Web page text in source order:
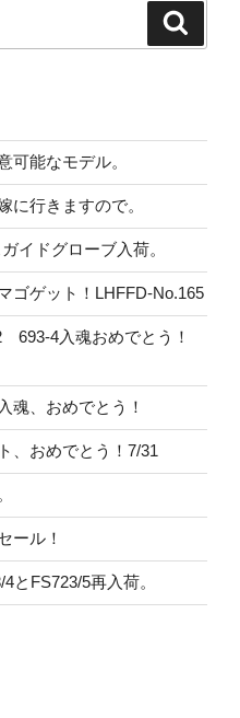
能なモデル。
に行きますので。
イドグローブ入荷。
ゴゲット！LHFFD-No.165
4入魂おめでとう！
魂、おめでとう！
、おめでとう！7/31
ール！
とFS723/5再入荷。